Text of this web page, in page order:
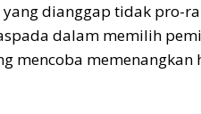
dianggap tidak pro-
dalam memilih
mencoba